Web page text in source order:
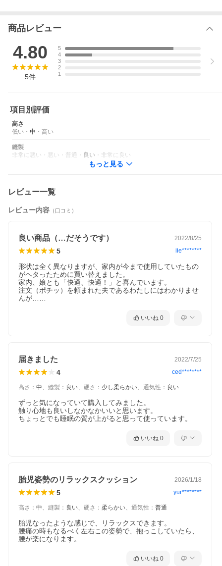
やわらかなビーズの感触とまあるいフォルムのやさしい抱き
枕です。
こんな悩み、ありませんか？
・布団に入ってもなかなか寝付けない
・朝起きると、腰が重たい
商品レビュー
4.80
5件
5
4
3
2
1
項目別評価
高さ
低い ・ 中 ・ 高い
縫製
非常に悪い ・ 悪い ・ 普通 ・ 良い ・ 非常に良い
もっと見る
レビュー一覧
レビュー内容 （口コミ）
良い商品（…だそうです） 2022/8/25
5 iie********
形状は全く異なりますが、家内が今まで使用していたもの
がヘタったために買い替えました。
家内、娘とも「快適、快適！」と喜んでいます。
注文（ポチッ）を頼まれた夫であるわたしにはわかりませ
んが……
いいね 0
届きました 2022/7/25
4 ced********
高さ ： 中、 縫製 ： 良い、 硬さ ： 少し柔らかい、 通気性 ： 良い
ずっと気になっていて購入してみました。
触り心地も良いしなかなかいいと思います。
ちょっとでも睡眠の質が上がると思って使っています。
いいね 0
胎児姿勢のリラックスクッション 2026/1/18
5 yur********
高さ ： 中、 縫製 ： 良い、 硬さ ： 柔らかい、 通気性 ： 普通
胎児なったような感じで、リラックスできます。
腰痛の時もなるべく左右この姿勢で、抱っこしていたら、
腰が楽になります。
いいね 0